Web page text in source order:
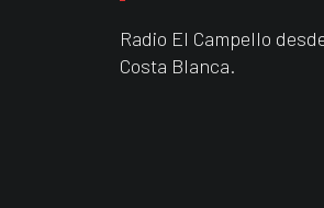
Radio El Campello
Costa Blanca.